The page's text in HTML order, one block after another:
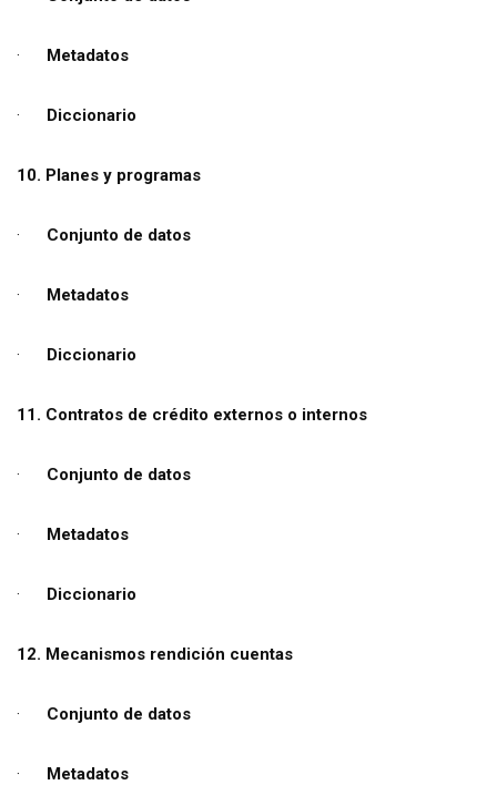
· Metadatos
· Diccionario
10. Planes y programas
· Conjunto de datos
· Metadatos
· Diccionario
11. Contratos de crédito externos o internos
· Conjunto de datos
· Metadatos
· Diccionario
12. Mecanismos rendición cuentas
· Conjunto de datos
· Metadatos